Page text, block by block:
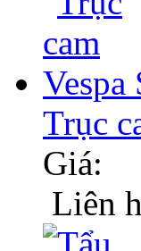
Trục
Giá:
Liên